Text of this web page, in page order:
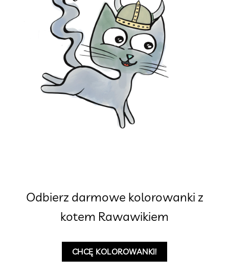
Odbierz darmowe kolorowanki z
kotem Rawawikiem
CHCĘ KOLOROWANKI!